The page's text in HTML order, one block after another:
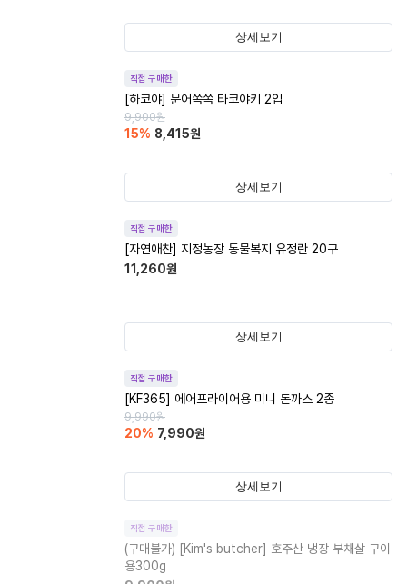
상세보기
직접 구매한
[하코야] 문어쏙쏙 타코야키 2입
9,900원
15% 8,415원
상세보기
직접 구매한
[자연애찬] 지정농장 동물복지 유정란 20구
11,260원
상세보기
직접 구매한
[KF365] 에어프라이어용 미니 돈까스 2종
9,990원
20% 7,990원
상세보기
직접 구매한
(구매불가) [Kim's butcher] 호주산 냉장 부채살 구이
용300g